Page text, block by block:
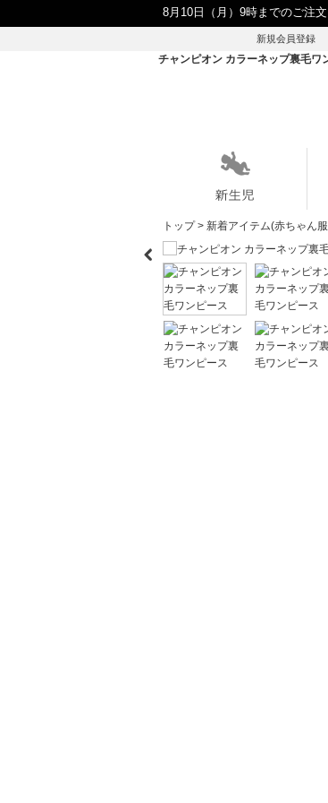
8月10日（月）9時までのご注
新規会員登録
チャンピオン カラーネップ裏毛
トップ > 新着アイテム(赤ちゃん